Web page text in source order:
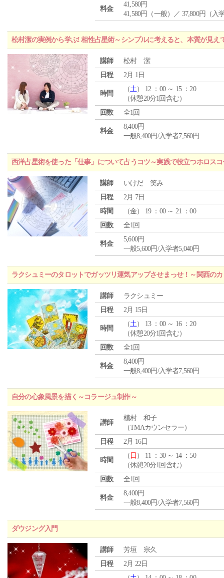
料金
41,580円
41,580円（一般）／ 37,800円（入
松村潔の実例から学ぶ! 相性占星術～シンプルに考えると、本質が見え
講師
松村 潔
日程
2月 1日
時間
（土） 12 ：00 ～ 15 ：20
（休憩20分1回含む）
回数
全1回
料金
8,400円
一般8,400円/入学者7,560円
西洋占星術を使った「仕事」について占うコツ～実践で役立つホロス
講師
いけだ 笑み
日程
2月 7日
時間
（金） 19 ：00 ～ 21 ：00
回数
全1回
料金
5,600円
一般5,600円/入学者5,040円
ラクシュミーのタロットでガッツリ運気アップさせまっせ！～関西の
講師
ラクシュミー
日程
2月 15日
時間
（土） 13 ：00 ～ 16 ：20
（休憩20分1回含む）
回数
全1回
料金
8,400円
一般8,400円/入学者7,560円
自分の心象風景を描く～コラージュ制作～
講師
植村 和子
（TMAカウンセラー）
日程
2月 16日
時間
（ 日 ） 11 ：30 ～ 14 ：50
（休憩20分1回含む）
回数
全1回
料金
8,400円
一般8,400円/入学者7,560円
ダウジング入門
講師
芳垣 宗久
日程
2月 22日